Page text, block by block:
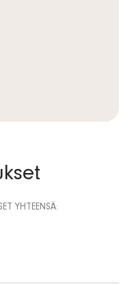
YHTEENSÄ: